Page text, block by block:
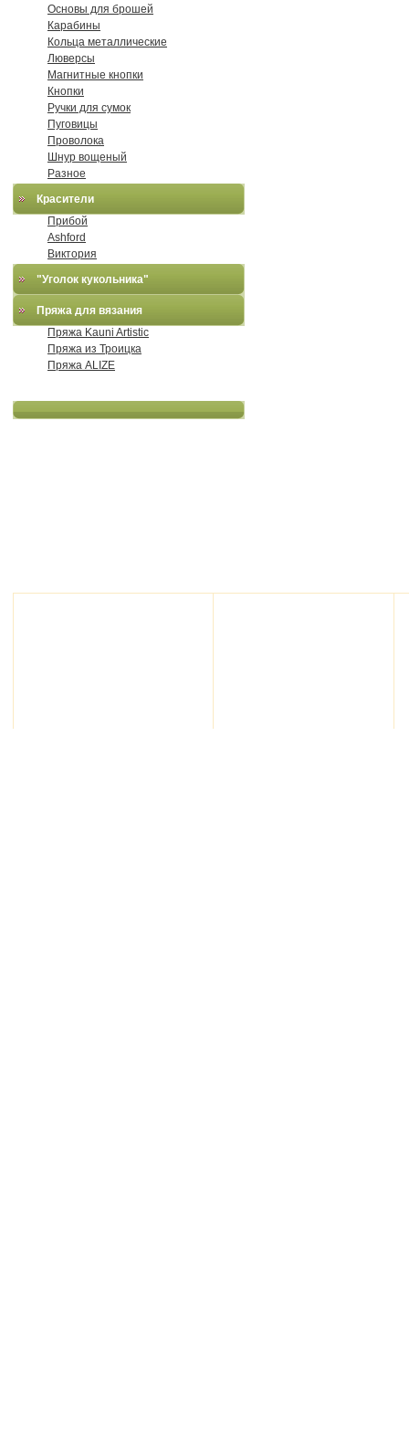
Основы для брошей
Карабины
Кольца металлические
Люверсы
Магнитные кнопки
Кнопки
Ручки для сумок
Пуговицы
Проволока
Шнур вощеный
Разное
Красители
Прибой
Ashford
Виктория
"Уголок кукольника"
Пряжа для вязания
Пряжа Kauni Artistic
Пряжа из Троицка
Пряжа ALIZE